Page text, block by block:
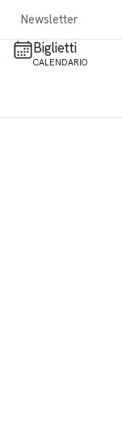
Newsletter
Biglietti
CALENDARIO